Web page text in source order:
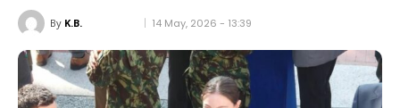
By K.B. 14 May, 2026 - 13:39